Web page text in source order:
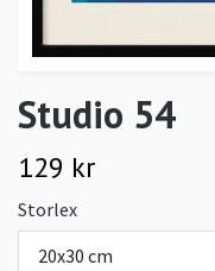
Studio 54
129 kr
Storlex
20x30 cm